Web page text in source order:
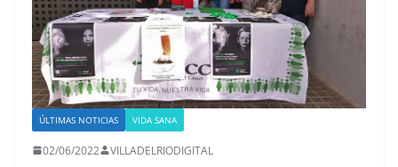
ÚLTIMAS NOTICIAS VIDA SANA
02/06/2022 VILLADELRIODIGITAL